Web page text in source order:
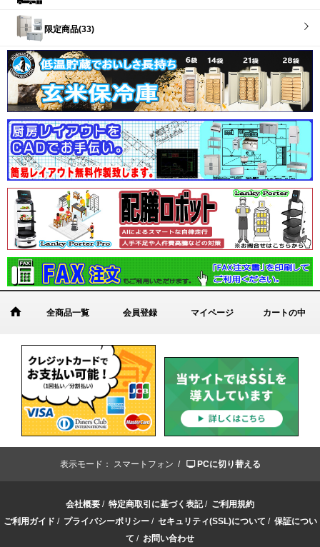
限定商品(33)
全商品一覧 会員登録 マイページ カートの中
表示モード： スマートフォン / PCに切り替える
会社概要 / 特定商取引に基づく表記/ ご利用規約
ご利用ガイド / プライバシーポリシー/ セキュリティ(SSL)について / 保証につい
て / お問い合わせ